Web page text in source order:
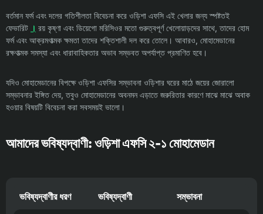
বর্তমান ফর্ম এবং দলের গতিশীলতা বিবেচনা করে ওড়িশা এফসি এই খেলার জন্য স্পষ্টতই
ফেভারিট । রয় কৃষ্ণা এবং ডিয়েগো মরিসিওর মতো গুরুত্বপূর্ণ খেলোয়াড়দের সাথে, তাদের হোম
ফর্ম এবং আক্রমণাত্মক ক্ষমতা তাদের শক্তিশালী দল করে তোলে। আবারও, মোহামেডানের
রক্ষণাত্মক সমস্যা এবং ধারাবাহিকতার অভাব সম্ভবত অপর্যাপ্ত প্রমাণিত হবে।
যদিও মোহামেডানের বিপক্ষে ওড়িশা এফসির সম্ভাবনা ওড়িশার ঘরের মাঠে জয়ের জোরালো
সম্ভাবনার ইঙ্গিত দেয়, তবুও মোহামেডানের অবনমন এড়াতে জরুরিতার কারণে মাঝে মাঝে অবাক
হওয়ার বিষয়টি বিবেচনা করা সবসময়ই ভালো।
আমাদের ভবিষ্যদ্বাণী: ওড়িশা এফসি ২-১ মোহামেডান
ভবিষ্যদ্বাণীর ধরণ ভবিষ্যদ্বাণী সম্ভাবনা